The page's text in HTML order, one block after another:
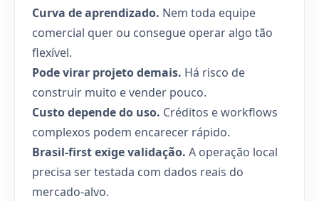
Curva de aprendizado. Nem toda equipe
comercial quer ou consegue operar algo tão
flexível.
Pode virar projeto demais. Há risco de
construir muito e vender pouco.
Custo depende do uso. Créditos e workflows
complexos podem encarecer rápido.
Brasil-first exige validação. A operação local
precisa ser testada com dados reais do
mercado-alvo.